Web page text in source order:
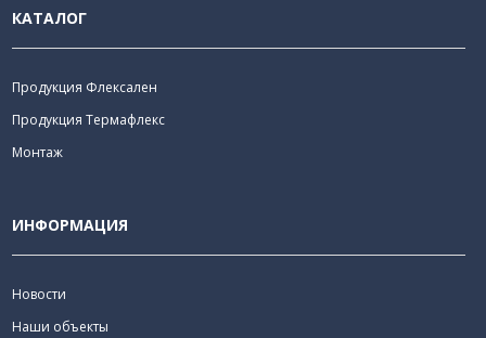
КАТАЛОГ
Продукция Флексален
Продукция Термафлекс
Монтаж
ИНФОРМАЦИЯ
Новости
Наши объекты